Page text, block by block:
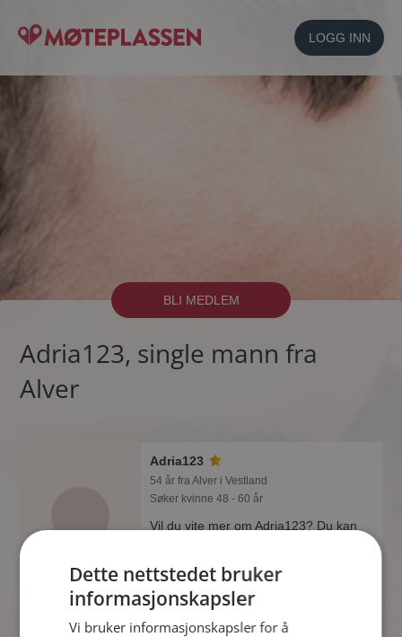
LOGG INN
BLI MEDLEM
Adria123, single mann fra
Alver
Adria123
54 år fra Alver i Vestland
Søker kvinne 48 - 60 år
Vil du vite mer om Adria123? Du kan
medlem på Møteplassen.
Dette nettstedet bruker
informasjonskapsler
Vi bruker informasjonskapsler for å